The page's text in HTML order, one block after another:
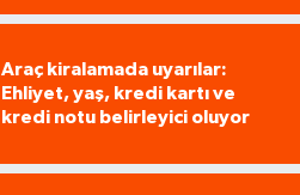
Araç kiralamada uyarılar:
Ehliyet, yaş, kredi kartı ve
kredi notu belirleyici oluyor